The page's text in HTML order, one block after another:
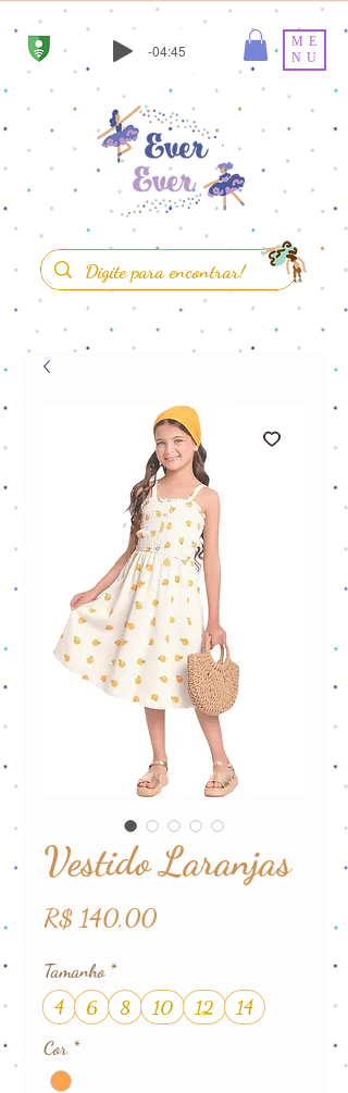
-04:45
ME
NU
Vestido Laranjas
R$ 140,00Preço
Tamanho *
4 6 8 10 12 14
Cor *